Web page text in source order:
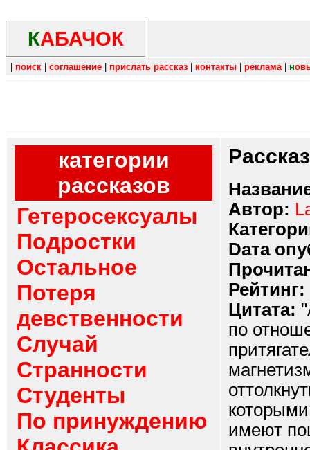
КАБАЧОК
поиск соглашение прислать рассказ контакты реклама| н
категории
рассказов
Гетеросексуалы
Подростки
Остальное
Потеря
девственности
Случай
Странности
Студенты
По принуждению
Автор:
Dата
Рейтинг:
Цитата:
по
имеют